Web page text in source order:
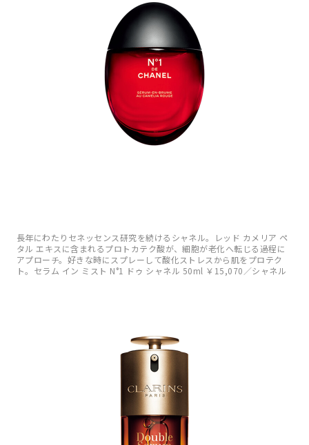
長年にわたりセネッセンス研究を続けるシャネル。レッド カメリア ペ
タル エキスに含まれるプロトカテク酸が、細胞が老化へ転じる過程に
アプローチ。好きな時にスプレーして酸化ストレスから肌をプロテク
ト。セラム イン ミスト N°1 ドゥ シャネル 50ml ￥15,070／シャネル